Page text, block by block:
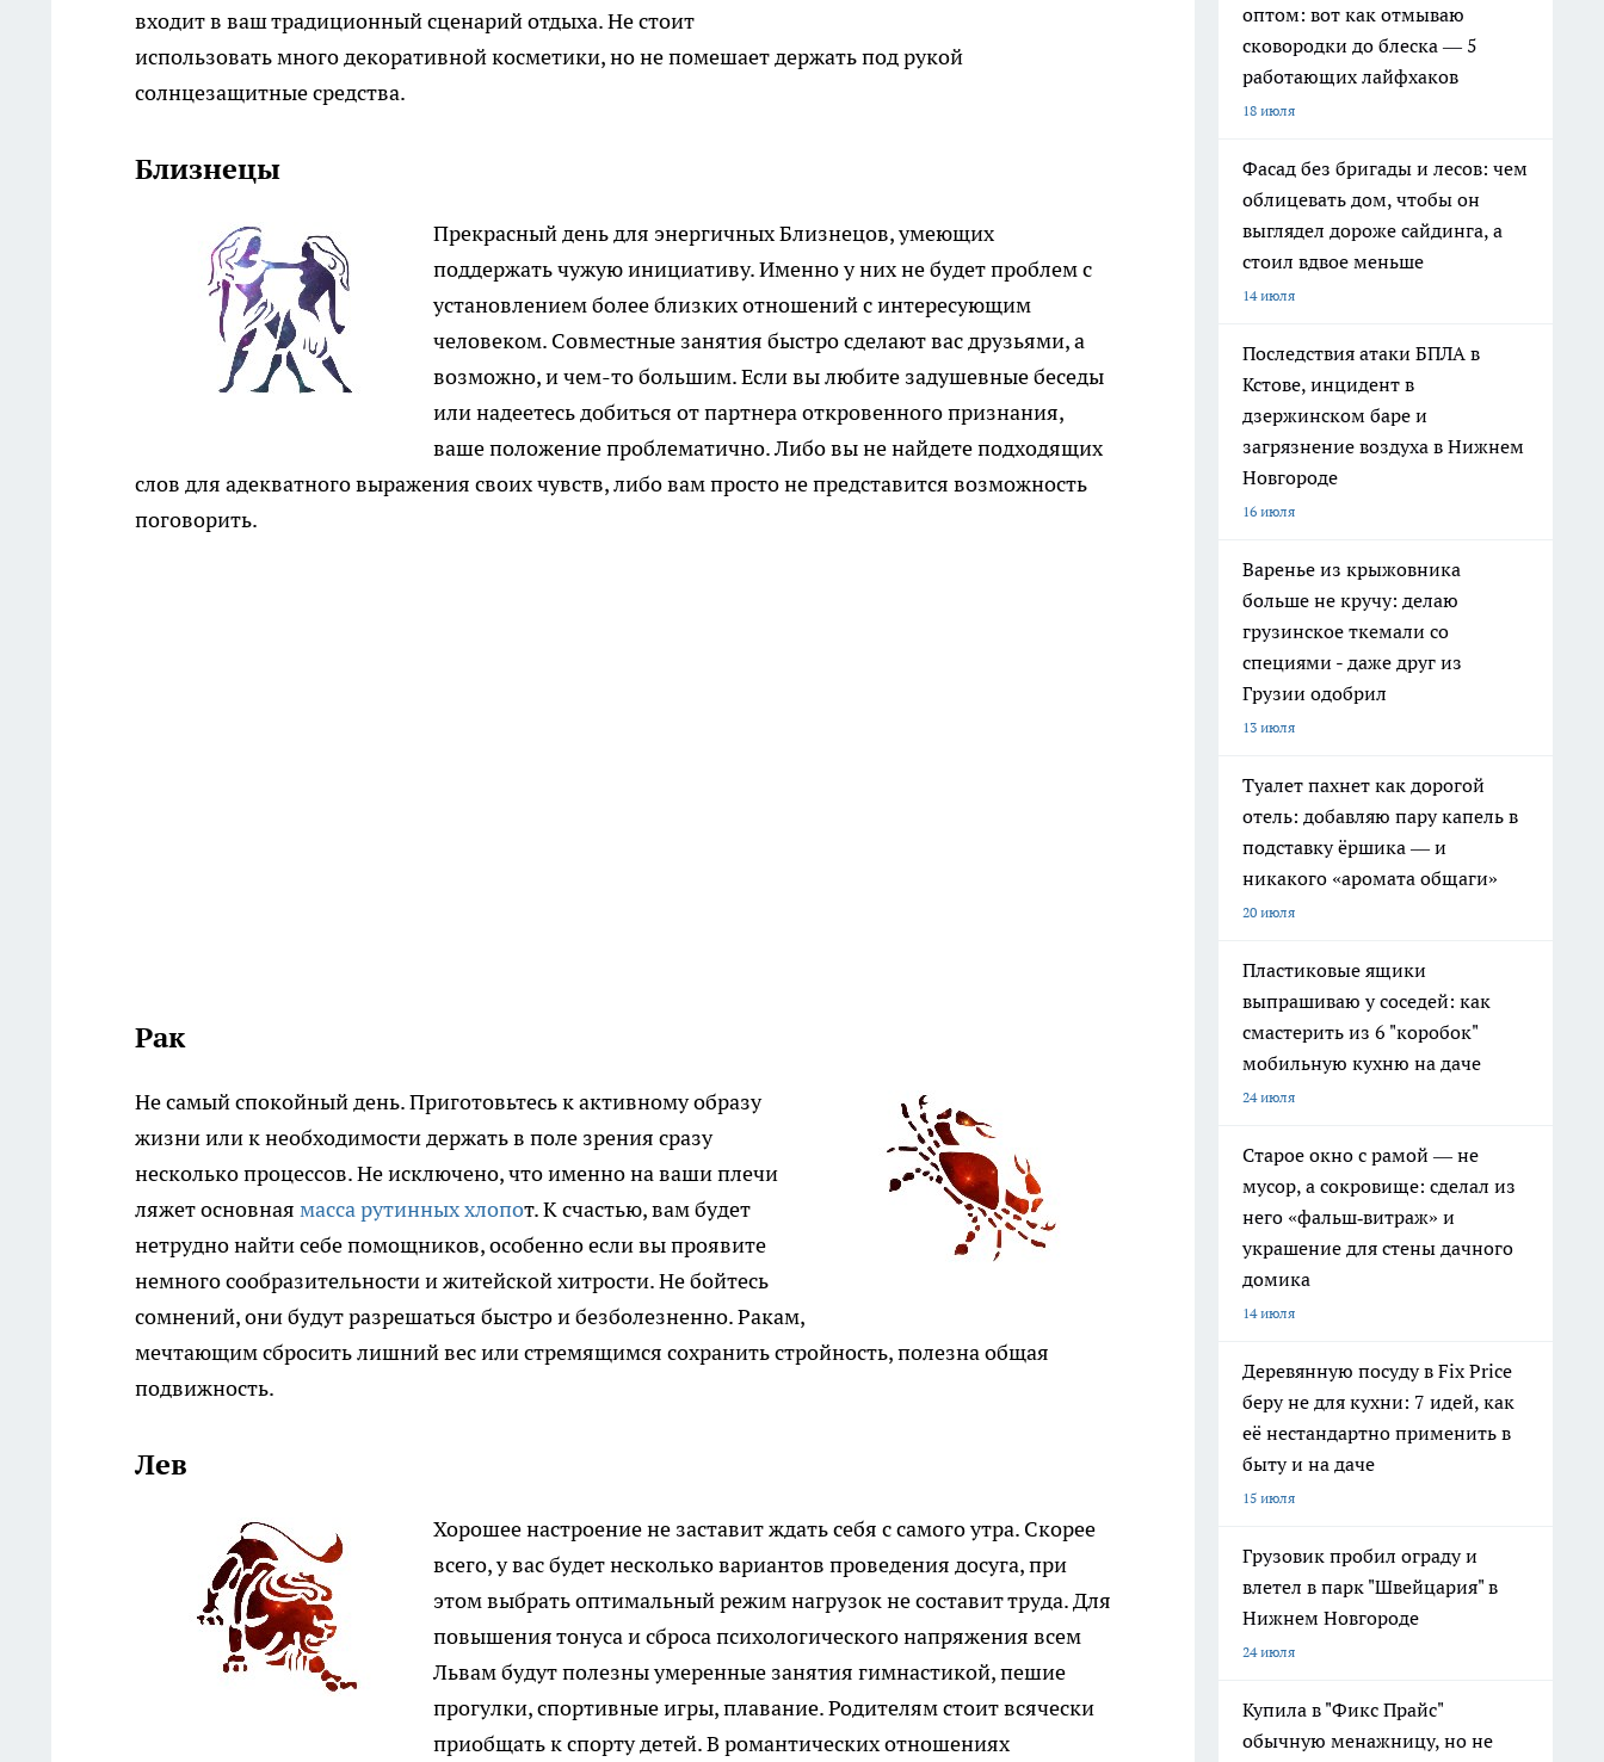
входит в ваш традиционный сценарий отдыха. Не стоит
использовать много декоративной косметики, но не помешает держать под рукой
солнцезащитные средства.
Близнецы
Прекрасный день для энергичных Близнецов, умеющих
поддержать чужую инициативу. Именно у них не будет проблем с
установлением более близких отношений с интересующим
человеком. Совместные занятия быстро сделают вас друзьями, а
возможно, и чем-то большим. Если вы любите задушевные беседы
или надеетесь добиться от партнера откровенного признания,
ваше положение проблематично. Либо вы не найдете подходящих
слов для адекватного выражения своих чувств, либо вам просто не представится возможность
поговорить.
Рак
Не самый спокойный день. Приготовьтесь к активному образу
жизни или к необходимости держать в поле зрения сразу
несколько процессов. Не исключено, что именно на ваши плечи
ляжет основная масса рутинных хлопот. К счастью, вам будет
нетрудно найти себе помощников, особенно если вы проявите
немного сообразительности и житейской хитрости. Не бойтесь
сомнений, они будут разрешаться быстро и безболезненно. Ракам,
мечтающим сбросить лишний вес или стремящимся сохранить стройность, полезна общая
подвижность.
Лев
Хорошее настроение не заставит ждать себя с самого утра. Скорее
всего, у вас будет несколько вариантов проведения досуга, при
этом выбрать оптимальный режим нагрузок не составит труда. Для
повышения тонуса и сброса психологического напряжения всем
Львам будут полезны умеренные занятия гимнастикой, пешие
прогулки, спортивные игры, плавание. Родителям стоит всячески
приобщать к спорту детей. В романтических отношениях
оптом: вот как отмываю
сковородки до блеска — 5
работающих лайфхаков
18 июля
Фасад без бригады и лесов: чем
облицевать дом, чтобы он
выглядел дороже сайдинга, а
стоил вдвое меньше
14 июля
Последствия атаки БПЛА в
Кстове, инцидент в
дзержинском баре и
загрязнение воздуха в Нижнем
Новгороде
16 июля
Варенье из крыжовника
больше не кручу: делаю
грузинское ткемали со
специями - даже друг из
Грузии одобрил
13 июля
Туалет пахнет как дорогой
отель: добавляю пару капель в
подставку ёршика — и
никакого «аромата общаги»
20 июля
Пластиковые ящики
выпрашиваю у соседей: как
смастерить из 6 "коробок"
мобильную кухню на даче
24 июля
Старое окно с рамой — не
мусор, а сокровище: сделал из
него «фальш‑витраж» и
украшение для стены дачного
домика
14 июля
Деревянную посуду в Fix Price
беру не для кухни: 7 идей, как
её нестандартно применить в
быту и на даче
15 июля
Грузовик пробил ограду и
влетел в парк "Швейцария" в
Нижнем Новгороде
24 июля
Купила в "Фикс Прайс"
обычную менажницу, но не